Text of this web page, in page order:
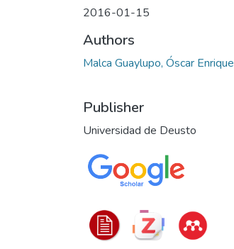
2016-01-15
Authors
Malca Guaylupo, Óscar Enrique
Publisher
Universidad de Deusto